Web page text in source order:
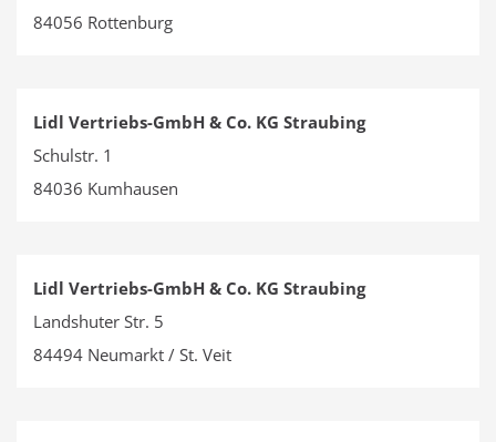
84056 Rottenburg
Lidl Vertriebs-GmbH & Co. KG Straubing
Schulstr. 1
84036 Kumhausen
Lidl Vertriebs-GmbH & Co. KG Straubing
Landshuter Str. 5
84494 Neumarkt / St. Veit